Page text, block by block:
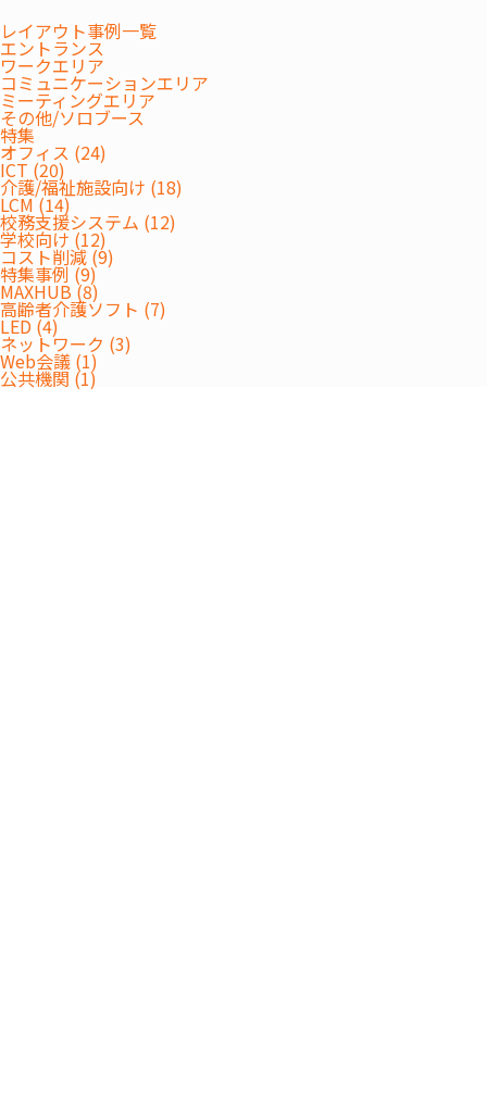
レイアウト事例一覧
エントランス
ワークエリア
コミュニケーションエリア
ミーティングエリア
その他/ソロブース
特集
オフィス (24)
ICT (20)
介護/福祉施設向け (18)
LCM (14)
校務支援システム (12)
学校向け (12)
コスト削減 (9)
特集事例 (9)
MAXHUB (8)
高齢者介護ソフト (7)
LED (4)
ネットワーク (3)
Web会議 (1)
公共機関 (1)